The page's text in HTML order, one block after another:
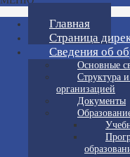
Главная
Страница
Сведения об
Основные
Структура
организацией
Документы